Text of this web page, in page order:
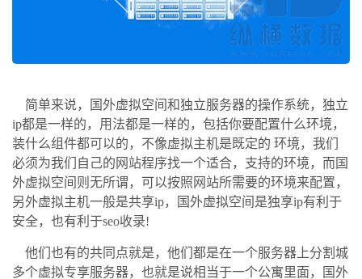
简单来说，国外虚拟空间和独立服务器的操作系统，独立
ip都是一样的，用法都是一样的，包括你要配置什么环境，
装什么组件都可以的，不像虚拟主机是既定的 环境，我们
必须为我们自己的网站程序找一个适合，支持的环境，而国
外虚拟空间则无所谓，可以按照网站所需要的环境来配置，
另外虚拟主机一般是共享ip，国外虚拟空间是独享ip有利于
安全，也有利于seo收录!
他们也有的共同点就是，他们都是在一个服务器上分割城
多个虚拟专享服务器，也就是说相当于一个公寓里面，国外